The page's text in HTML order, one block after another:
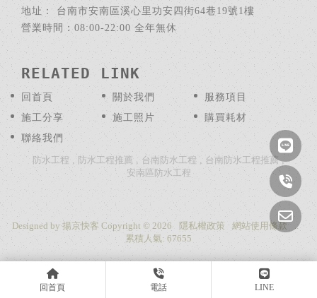
回首頁 電話 LINE
台南市安南區溪心里功安四街64巷19號1樓
回首頁 關於我們
服務項目
施工分享
施工照片
購買耗材
聯絡我們
防水工程 防水工程推薦 台南防水工程
台南防水工程推薦
安南區防水工程
Designed by揚京快客 Copyright © 2026 隱私權政策 網站使用條款
..
累積人氣: 67655